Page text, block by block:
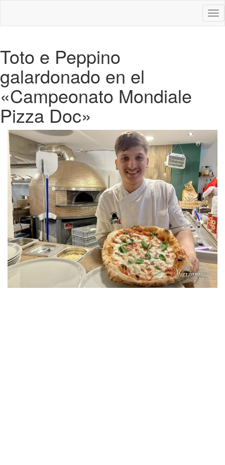
Toto e Peppino
galardonado en el
«Campeonato Mondiale
Pizza Doc»